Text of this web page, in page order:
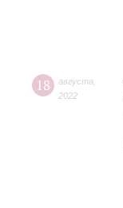
18 августа
2022